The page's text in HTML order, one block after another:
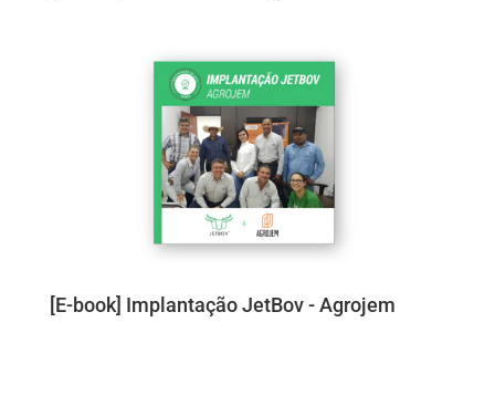
[E-book] Implantação JetBov - Agrojem